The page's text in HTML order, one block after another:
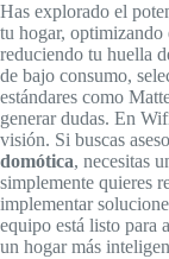
Has explorado el
tu hogar,
reduciendo tu huella
de bajo consumo,
estándares como
generar dudas. En
visión. Si buscas
domótica, necesitas
simplemente quieres
implementar
equipo está listo para
un hogar más